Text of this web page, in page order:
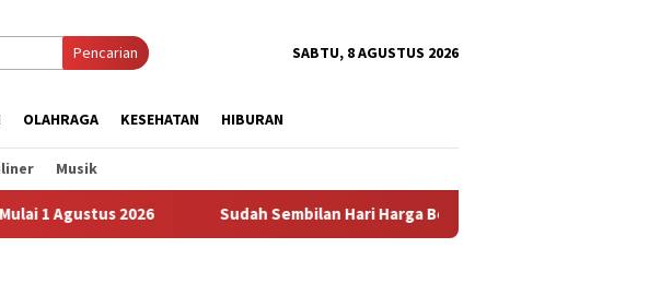
Pencarian SABTU, 8 AGUSTUS 2026
OLAHRAGA KESEHATAN HIBURAN
Musik
Sudah Sembilan Hari Harga Beras Gorontalo Termahal di Indonesia,